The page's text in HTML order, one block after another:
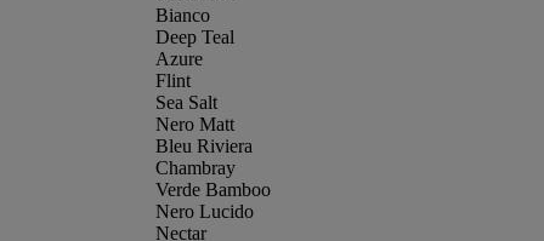
Bianco
Deep Teal
Azure
Flint
Sea Salt
Nero Matt
Bleu Riviera
Chambray
Verde Bamboo
Nero Lucido
Nectar